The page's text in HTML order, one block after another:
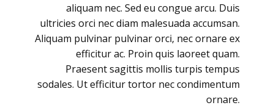
aliquam nec. Sed eu congue arcu. Duis
ultricies orci nec diam malesuada accumsan.
Aliquam pulvinar pulvinar orci, nec ornare ex
efficitur ac. Proin quis laoreet quam.
Praesent sagittis mollis turpis tempus
sodales. Ut efficitur tortor nec condimentum
ornare.